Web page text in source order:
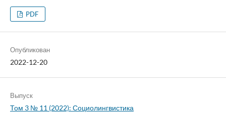
PDF
Опубликован
2022-12-20
Выпуск
Том 3 № 11 (2022): Социолингвистика